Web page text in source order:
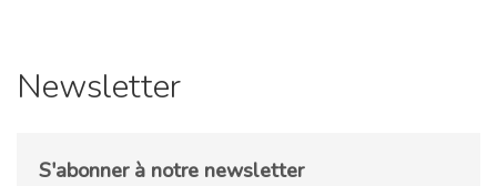
Newsletter
S'abonner à notre newsletter